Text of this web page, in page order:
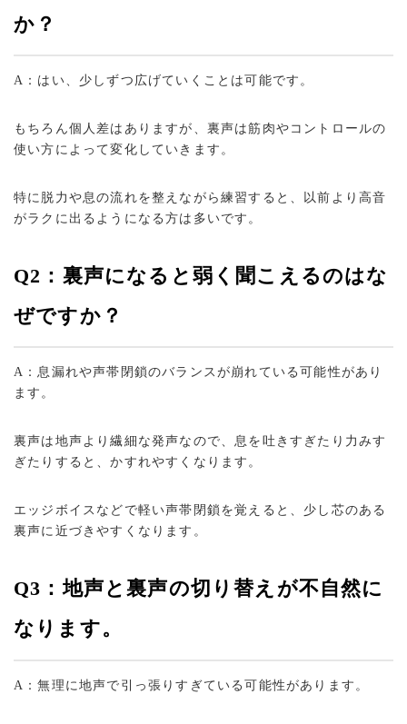
か？
A：はい、少しずつ広げていくことは可能です。
もちろん個人差はありますが、裏声は筋肉やコントロールの
使い方によって変化していきます。
特に脱力や息の流れを整えながら練習すると、以前より高音
がラクに出るようになる方は多いです。
Q2：裏声になると弱く聞こえるのはな
ぜですか？
A：息漏れや声帯閉鎖のバランスが崩れている可能性があり
ます。
裏声は地声より繊細な発声なので、息を吐きすぎたり力みす
ぎたりすると、かすれやすくなります。
エッジボイスなどで軽い声帯閉鎖を覚えると、少し芯のある
裏声に近づきやすくなります。
Q3：地声と裏声の切り替えが不自然に
なります。
A：無理に地声で引っ張りすぎている可能性があります。